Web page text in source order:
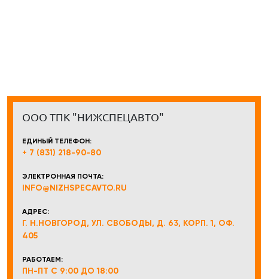
ООО ТПК "НИЖСПЕЦАВТО"
ЕДИНЫЙ ТЕЛЕФОН:
+ 7 (831) 218-90-80
ЭЛЕКТРОННАЯ ПОЧТА:
INFO@NIZHSPECAVTO.RU
АДРЕС:
Г. Н.НОВГОРОД, УЛ. СВОБОДЫ, Д. 63, КОРП. 1, ОФ.
405
РАБОТАЕМ:
ПН-ПТ С 9:00 ДО 18:00